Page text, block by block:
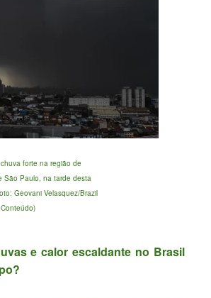
forte na região de
São Paulo, na tarde desta
Geovani Velasquez/Brazil
e calor escaldante no Brasil